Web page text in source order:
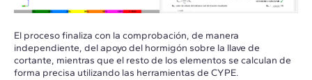
El proceso finaliza con la comprobación, de manera
independiente, del apoyo del hormigón sobre la llave de
cortante, mientras que el resto de los elementos se calculan de
forma precisa utilizando las herramientas de CYPE.